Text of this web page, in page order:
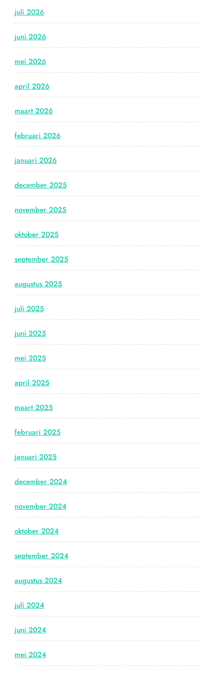
juli 2026
juni 2026
mei 2026
april 2026
maart 2026
februari 2026
januari 2026
december 2025
november 2025
oktober 2025
september 2025
augustus 2025
juli 2025
juni 2025
mei 2025
april 2025
maart 2025
februari 2025
januari 2025
december 2024
november 2024
oktober 2024
september 2024
augustus 2024
juli 2024
juni 2024
mei 2024